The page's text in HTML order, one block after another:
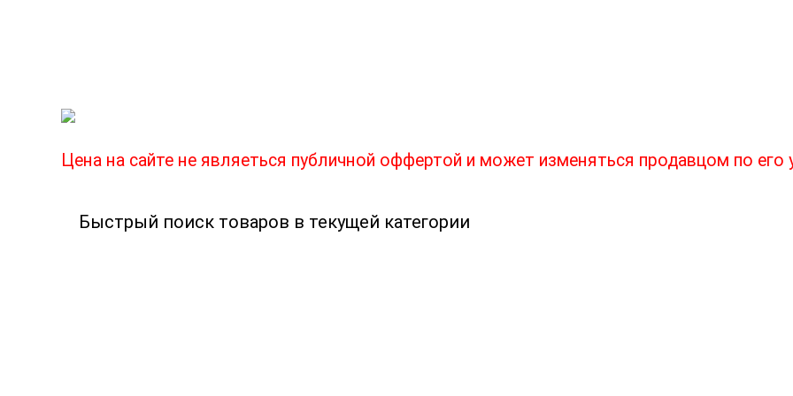
Цена на сайте не являеться публичной оффертой и может изменяться продавцом по его